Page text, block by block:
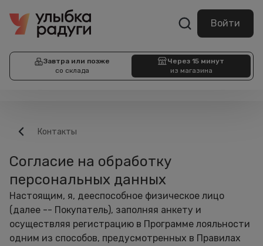
Войти
Завтра или позже
со склада
Через 15 минут
из магазина
Контакты
Согласие на обработку
персональных данных
Настоящим, я, дееспособное физическое лицо
(далее -- Покупатель), заполняя анкету и
осуществляя регистрацию в Программе лояльности
одним из способов, предусмотренных в Правилах